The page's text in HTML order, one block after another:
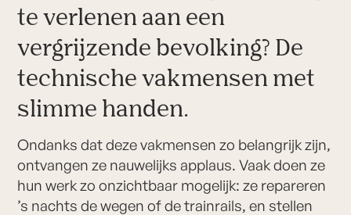
te verlenen aan een
vergrijzende bevolking? De
technische vakmensen met
slimme handen.
Ondanks dat deze vakmensen zo belangrijk zijn,
ontvangen ze nauwelijks applaus. Vaak doen ze
hun werk zo onzichtbaar mogelijk: ze repareren
’s nachts de wegen of de trainrails, en stellen